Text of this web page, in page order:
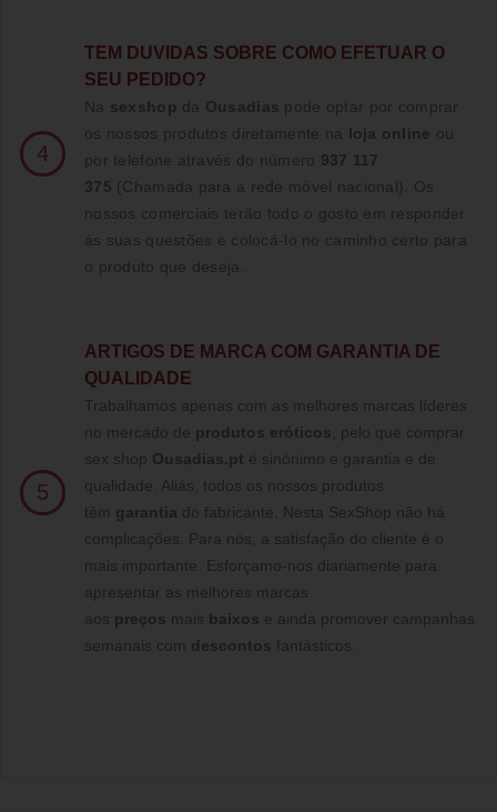
4
TE M DUVIDAS SOBRE COMO EFETUAR O
SEU PEDIDO?
Na sexshop da Ousadias pode optar por comprar
os nossos produtos diretamente na loja online ou
por telefone através do número 937 117
375 (Chamada para a rede móvel nacional)
. Os
nossos comerciais terão todo o gosto em responder
ás suas questões e colocá-lo no caminho certo para
o produto que deseja.
5
ARTIGOS DE MARCA COM GARANTIA DE
QUALIDADE
Trabalhamos apenas com as melhores marcas líderes
no mercado de produtos eróticos , pelo que comprar
sex shop Ousadias.pt é sinónimo e garantia e de
qualidade. Aliás, todos os nossos produtos
têm garantia do fabricante. Nesta SexShop não há
complicações. Para nós, a satisfação do cliente é o
mais importante. Esforçamo-nos diariamente para
apresentar as melhores marcas
aos preços mais baixos e ainda promover campanhas
semanais com descontos fantásticos.